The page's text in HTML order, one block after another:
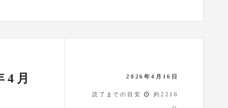
月 2026年4月16日
読了までの目安 約2216